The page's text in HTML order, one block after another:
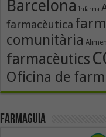
Barcelona Infarma
farmacèutica
comunitària
farmacèutics
Oficina de
Farmaguia